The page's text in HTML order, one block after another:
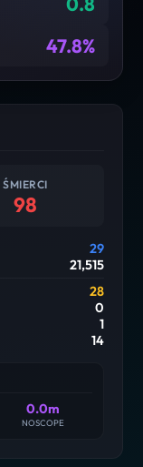
47.8%
ŚMIERCI
98
29
21,515
28
0
1
14
0.0m
NOSCOPE